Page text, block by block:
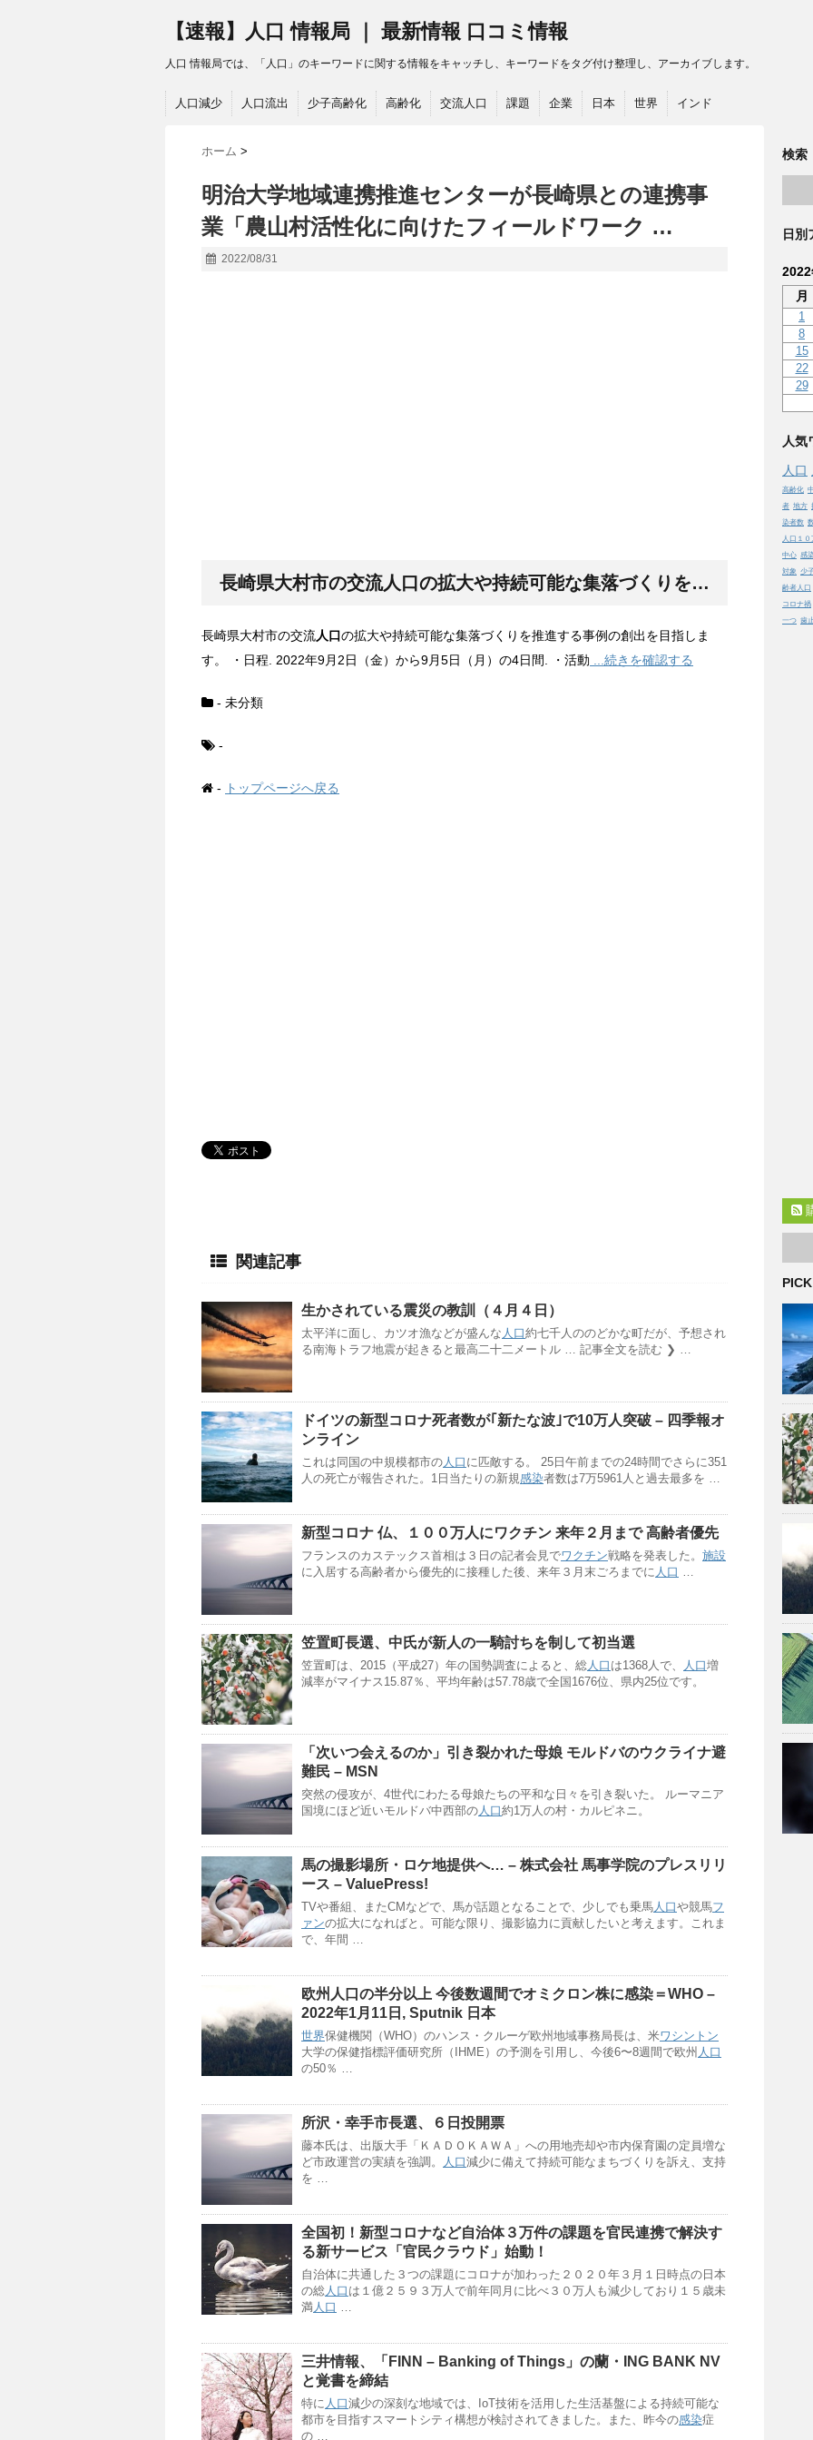
【速報】人口 情報局 ｜ 最新情報 口コミ情報
人口 情報局では、「人口」のキーワードに関する情報をキャッチし、キーワードをタグ付け整理し、アーカイブします。
人口減少 人口流出 少子高齢化 高齢化 交流人口 課題 企業 日本 世界 インド
ホーム >
明治大学地域連携推進センターが長崎県との連携事
業「農山村活性化に向けたフィールドワーク …
2022/08/31
長崎県大村市の交流人口 の拡大や持続可能な集落づくりを推進する事例の創出を目指します。 ・日程. 2022年9月2日（金）から9月5日（月）の4日間. ・活動
長崎県大村市の交流人口の拡大や持続可能な集落づくりを推進する事例の創出を目指しま
す。 ・日程. 2022年9月2日（金）から9月5日（月）の4日間. ・活動 ...続きを確認する
- 未分類
-
- トップページへ戻る
関連記事
生かされている震災の教訓（４月４日）
太平洋に面し、カツオ漁などが盛んな 人口約七千人ののどかな町だが、予想され
る南海トラフ地震が起きると最高二十二メートル … 記事全文を読む ❯ …
ドイツの新型コロナ死者数が｢新たな波｣で10万人突破 – 四季報オ
ンライン
これは同国の中規模都市の人口 に匹敵する。 25日午前までの24時間でさらに351
人の死亡が報告された。1日当たりの新規感染者数は7万5961人と過去最多を …
新型コロナ 仏、１００万人にワクチン 来年２月まで 高齢者優先
フランスのカステックス首相は３日の記者会見でワクチン戦略を発表した。 施設
に入居する高齢者から優先的に接種した後、来年３月末ごろまでに 人口 …
笠置町長選、中氏が新人の一騎討ちを制して初当選
笠置町は、2015（平成27）年の国勢調査によると、総人口 は1368人で、 人口増
減率がマイナス15.87％、平均年齢は57.78歳で全国1676位、県内25位です。
「次いつ会えるのか」引き裂かれた母娘 モルドバのウクライナ避
難民 – MSN
突然の侵攻が、4世代にわたる母娘たちの平和な日々を引き裂いた。 ルーマニア
国境にほど近いモルドバ中西部の人口約1万人の村・カルピネニ。
馬の撮影場所・ロケ地提供へ… – 株式会社 馬事学院のプレスリリ
ース – ValuePress!
TVや番組、またCMなどで、馬が話題となることで、少しでも乗馬人口や競馬フ
ァンの拡大になればと。可能な限り、撮影協力に貢献したいと考えます。これま
で、年間 …
欧州 人口 の半分以上 今後数週間でオミクロン株に感染＝WHO –
2022年1月11日, Sputnik 日本
世界保健機関（WHO）のハンス・クルーゲ欧州地域事務局長は、米ワシントン
大学の保健指標評価研究所（IHME）の予測を引用し、今後6〜8週間で欧州 人口
の50％ …
所沢・幸手市長選、６日投開票
藤本氏は、出版大手「ＫＡＤＯＫＡＷＡ」への用地売却や市内保育園の定員増な
ど市政運営の実績を強調。
人口減少に備えて持続可能なまちづくりを訴え、支持
を …
全国初！新型コロナなど自治体３万件の課題を官民連携で解決す
る新サービス「官民クラウド」始動！
自治体に共通した３つの課題にコロナが加わった２０２０年３月１日時点の日本
の総人口 は１億２５９３万人で前年同月に比べ３０万人も減少しており１５歳未
満人口 …
三井情報、「FINN – Banking of Things」の蘭・ING BANK NV
と覚書を締結
特に 人口減少の深刻な地域では、IoT技術を活用した生活基盤による持続可能な
都市を目指すスマートシティ構想が検討されてきました。また、昨今の感染症
の …
検索
日別
月
1
8
15
22
29
人気
人口
高齢化
者 地方
染者数
人口１
中心 感
対象 少
齢者人口
コロナ禍
一つ 歯